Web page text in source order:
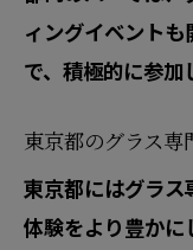
ィングイベント
で、積極的に参加
東京都のグラス専
東京都にはグラス
体験をより豊かに